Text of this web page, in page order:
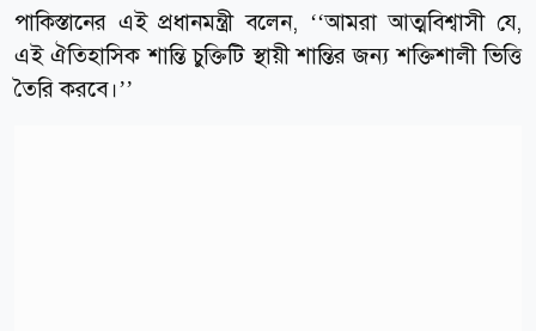
পাকিস্তানের এই প্রধানমন্ত্রী বলেন, ‘‘আমরা আত্মবিশ্বাসী যে,
এই ঐতিহাসিক শান্তি চুক্তিটি স্থায়ী শান্তির জন্য শক্তিশালী ভিত্তি
তৈরি করবে।’’